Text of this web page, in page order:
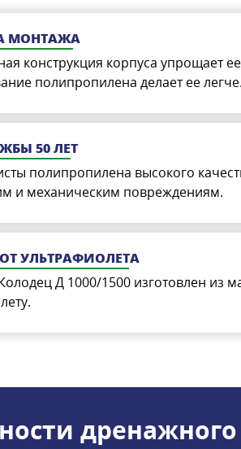
МОНТАЖА
конструкция корпуса упрощает ее
полипропилена делает ее
50 ЛЕТ
полипропилена высокого
и механическим повреждениям.
УЛЬТРАФИОЛЕТА
Д 1000/1500 изготовлен из